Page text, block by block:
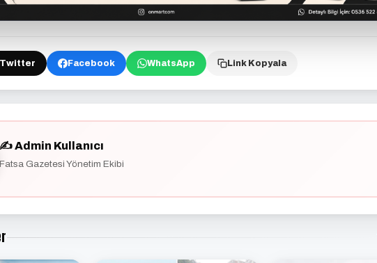
Twitter Facebook WhatsApp Link Kopyala
✍️ Admin Kullanıcı
Fatsa Gazetesi Yönetim Ekibi